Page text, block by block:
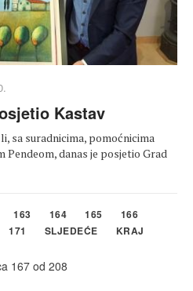
Kastav
sa suradnicima, pomoćnicima
danas je posjetio Grad
163 164 165
166
171 SLJEDEĆE KRAJ
167 od 208